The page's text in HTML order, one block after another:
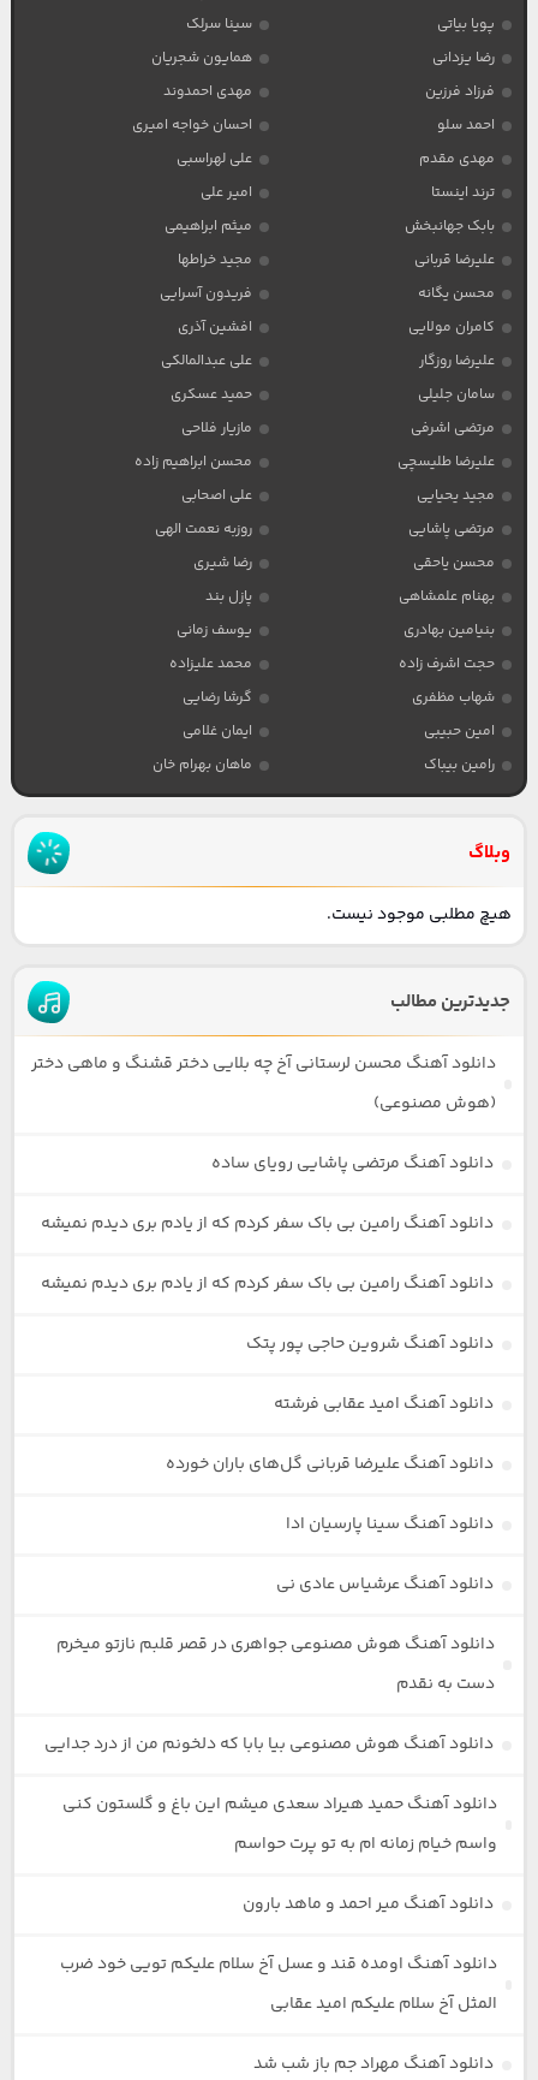
پویا بیاتی
سینا سرلک
رضا یزدانی
همایون شجریان
فرزاد فرزین
مهدی احمدوند
احمد سلو
احسان خواجه امیری
مهدی مقدم
علی لهراسبی
ترند اینستا
امیر علی
بابک جهانبخش
میثم ابراهیمی
علیرضا قربانی
مجید خراطها
محسن یگانه
فریدون آسرایی
کامران مولایی
افشین آذری
علیرضا روزگار
علی عبدالمالکی
سامان جلیلی
حمید عسکری
مرتضی اشرفی
مازیار فلاحی
علیرضا طلیسچی
محسن ابراهیم زاده
مجید یحیایی
علی اصحابی
مرتضی پاشایی
روزبه نعمت الهی
محسن یاحقی
رضا شیری
بهنام علمشاهی
پازل بند
بنیامین بهادری
یوسف زمانی
حجت اشرف زاده
محمد علیزاده
شهاب مظفری
گرشا رضایی
امین حبیبی
ایمان غلامی
رامین بیباک
ماهان بهرام خان
وبلاگ
هیچ مطلبی موجود نیست.
جدیدترین مطالب
دانلود آهنگ محسن لرستانی آخ چه بلایی دختر قشنگ و ماهی دختر
(هوش مصنوعی)
دانلود آهنگ مرتضی پاشایی رویای ساده
دانلود آهنگ رامین بی باک سفر کردم که از یادم بری دیدم نمیشه
دانلود آهنگ رامین بی باک سفر کردم که از یادم بری دیدم نمیشه
دانلود آهنگ شروین حاجی پور پتک
دانلود آهنگ امید عقابی فرشته
دانلود آهنگ علیرضا قربانی گل‌های باران خورده
دانلود آهنگ سینا پارسیان ادا
دانلود آهنگ عرشیاس عادی نی
دانلود آهنگ هوش مصنوعی جواهری در قصر قلبم نازتو میخرم
دست به نقدم
دانلود آهنگ هوش مصنوعی بیا بابا که دلخونم من از درد جدایی
دانلود آهنگ حمید هیراد سعدی میشم این باغ و گلستون کنی
واسم خیام زمانه ام به تو پرت حواسم
دانلود آهنگ میر احمد و ماهد بارون
دانلود آهنگ اومده قند و عسل آخ سلام علیکم تویی خود ضرب
المثل آخ سلام علیکم امید عقابی
دانلود آهنگ مهراد جم باز شب شد